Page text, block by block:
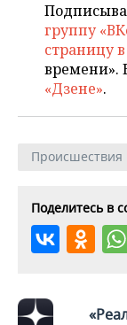
группу
страницу
времени».
«Дзене».
Происшествия
Поделитесь в